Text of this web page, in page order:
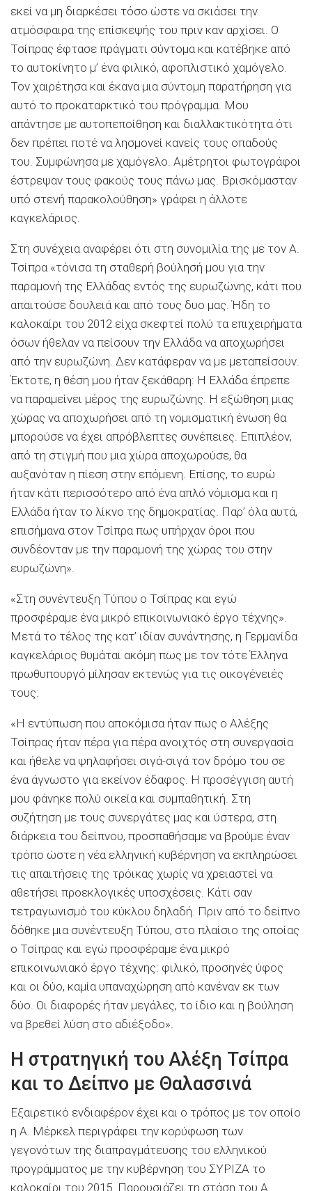
εκεί να μη διαρκέσει τόσο ώστε να σκιάσει την
ατμόσφαιρα της επίσκεψής του πριν καν αρχίσει. Ο
Τσίπρας έφτασε πράγματι σύντομα και κατέβηκε από
το αυτοκίνητο μ’ ένα φιλικό, αφοπλιστικό χαμόγελο.
Τον χαιρέτησα και έκανα μια σύντομη παρατήρηση για
αυτό το προκαταρκτικό του πρόγραμμα. Μου
απάντησε με αυτοπεποίθηση και διαλλακτικότητα ότι
δεν πρέπει ποτέ να λησμονεί κανείς τους οπαδούς
του. Συμφώνησα με χαμόγελο. Αμέτρητοι φωτογράφοι
έστρεψαν τους φακούς τους πάνω μας. Βρισκόμασταν
υπό στενή παρακολούθηση» γράφει η άλλοτε
καγκελάριος.
Στη συνέχεια αναφέρει ότι στη συνομιλία της με τον Α.
Τσίπρα «τόνισα τη σταθερή βούλησή μου για την
παραμονή της Ελλάδας εντός της ευρωζώνης, κάτι που
απαιτούσε δουλειά και από τους δυο μας. Ήδη το
καλοκαίρι του 2012 είχα σκεφτεί πολύ τα επιχειρήματα
όσων ήθελαν να πείσουν την Ελλάδα να αποχωρήσει
από την ευρωζώνη. Δεν κατάφεραν να με μεταπείσουν.
Έκτοτε, η θέση μου ήταν ξεκάθαρη: Η Ελλάδα έπρεπε
να παραμείνει μέρος της ευρωζώνης. Η εξώθηση μιας
χώρας να αποχωρήσει από τη νομισματική ένωση θα
μπορούσε να έχει απρόβλεπτες συνέπειες. Επιπλέον,
από τη στιγμή που μια χώρα αποχωρούσε, θα
αυξανόταν η πίεση στην επόμενη. Επίσης, το ευρώ
ήταν κάτι περισσότερο από ένα απλό νόμισμα και η
Ελλάδα ήταν το λίκνο της δημοκρατίας. Παρ’ όλα αυτά,
επισήμανα στον Τσίπρα πως υπήρχαν όροι που
συνδέονταν με την παραμονή της χώρας του στην
ευρωζώνη».
«Στη συνέντευξη Τύπου ο Τσίπρας και εγώ
προσφέραμε ένα μικρό επικοινωνιακό έργο τέχνης».
Μετά το τέλος της κατ’ ιδίαν συνάντησης, η Γερμανίδα
καγκελάριος θυμάται ακόμη πως με τον τότε Έλληνα
πρωθυπουργό μίλησαν εκτενώς για τις οικογένειές
τους:
«Η εντύπωση που αποκόμισα ήταν πως ο Αλέξης
Τσίπρας ήταν πέρα για πέρα ανοιχτός στη συνεργασία
και ήθελε να ψηλαφήσει σιγά-σιγά τον δρόμο του σε
ένα άγνωστο για εκείνον έδαφος. Η προσέγγιση αυτή
μου φάνηκε πολύ οικεία και συμπαθητική. Στη
συζήτηση με τους συνεργάτες μας και ύστερα, στη
διάρκεια του δείπνου, προσπαθήσαμε να βρούμε έναν
τρόπο ώστε η νέα ελληνική κυβέρνηση να εκπληρώσει
τις απαιτήσεις της τρόικας χωρίς να χρειαστεί να
αθετήσει προεκλογικές υποσχέσεις. Κάτι σαν
τετραγωνισμό του κύκλου δηλαδή. Πριν από το δείπνο
δόθηκε μια συνέντευξη Τύπου, στο πλαίσιο της οποίας
ο Τσίπρας και εγώ προσφέραμε ένα μικρό
επικοινωνιακό έργο τέχνης: φιλικό, προσηνές ύφος
και οι δύο, καμία υπαναχώρηση από κανέναν εκ των
δύο. Οι διαφορές ήταν μεγάλες, το ίδιο και η βούληση
να βρεθεί λύση στο αδιέξοδο».
H στρατηγική του Αλέξη Τσίπρα
και το Δείπνο με Θαλασσινά
Εξαιρετικό ενδιαφέρον έχει και ο τρόπος με τον οποίο
η Α. Μέρκελ περιγράφει την κορύφωση των
γεγονότων της διαπραγμάτευσης του ελληνικού
προγράμματος με την κυβέρνηση του ΣΥΡΙΖΑ το
καλοκαίρι του 2015. Παρουσιάζει τη στάση του Α.